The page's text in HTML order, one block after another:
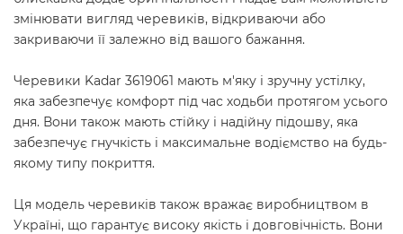
змінювати вигляд черевиків, відкриваючи або
закриваючи її залежно від вашого бажання.
Черевики Kadar 3619061 мають м'яку і зручну устілку,
яка забезпечує комфорт під час ходьби протягом усього
дня. Вони також мають стійку і надійну підошву, яка
забезпечує гнучкість і максимальне водіємство на будь-
якому типу покриття.
Ця модель черевиків також вражає виробництвом в
Україні, що гарантує високу якість і довговічність. Вони